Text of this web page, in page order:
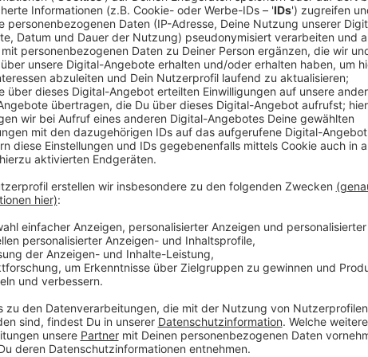
Anzeige
Diskussion Impfpflicht 1